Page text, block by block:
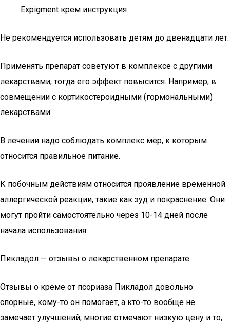
Expigment крем инструкция
Не рекомендуется использовать детям до двенадцати лет.
Применять препарат советуют в комплексе с другими
лекарствами, тогда его эффект повысится. Например, в
совмещении с кортикостероидными (гормональными)
лекарствами.
В лечении надо соблюдать комплекс мер, к которым
относится правильное питание.
К побочным действиям относится проявление временной
аллергической реакции, такие как зуд и покраснение. Они
могут пройти самостоятельно через 10-14 дней после
начала использования.
Пикладол — отзывы о лекарственном препарате
Отзывы о креме от псориаза Пикладол довольно
спорные, кому-то он помогает, а кто-то вообще не
замечает улучшений, многие отмечают низкую цену и то,